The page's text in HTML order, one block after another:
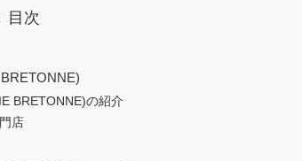
目次
BRETONNE)の紹介
店